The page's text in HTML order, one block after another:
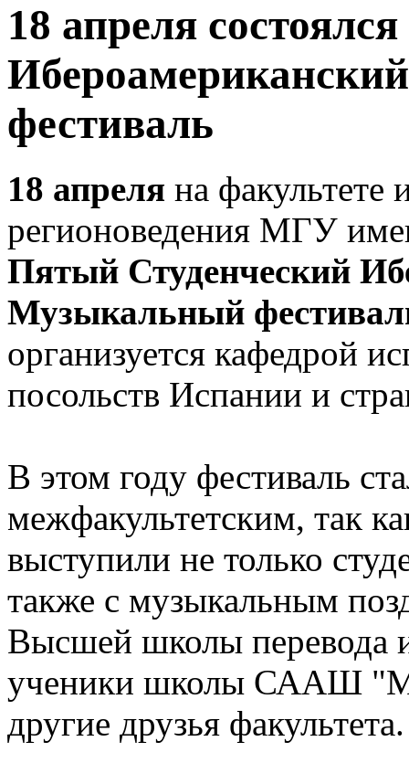
18 апреля
фестиваль
18 апреля на факультете
регионоведения МГУ
Пятый Студенческий
Музыкальный
организуется кафедрой
посольств Испании и
В этом году фестиваль
межфакультетским, так
выступили не только
также с музыкальным
Высшей школы перевода
ученики школы СААШ
другие друзья